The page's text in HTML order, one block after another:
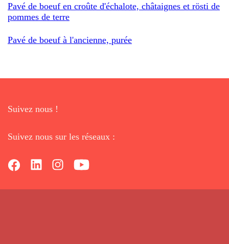
Pavé de boeuf en croûte d'échalote, châtaignes et rösti de
pommes de terre
Pavé de boeuf à l'ancienne, purée
Suivez nous !
Suivez nous sur les réseaux :